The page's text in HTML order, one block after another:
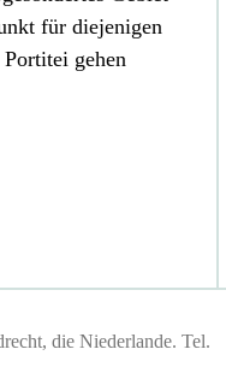
für diejenigen
gehen
die Niederlande. Tel.